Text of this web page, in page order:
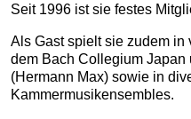
Seit 1996 ist sie festes
Als Gast spielt sie zudem
dem Bach Collegium
(Hermann Max) sowie in
Kammermusikensembles.